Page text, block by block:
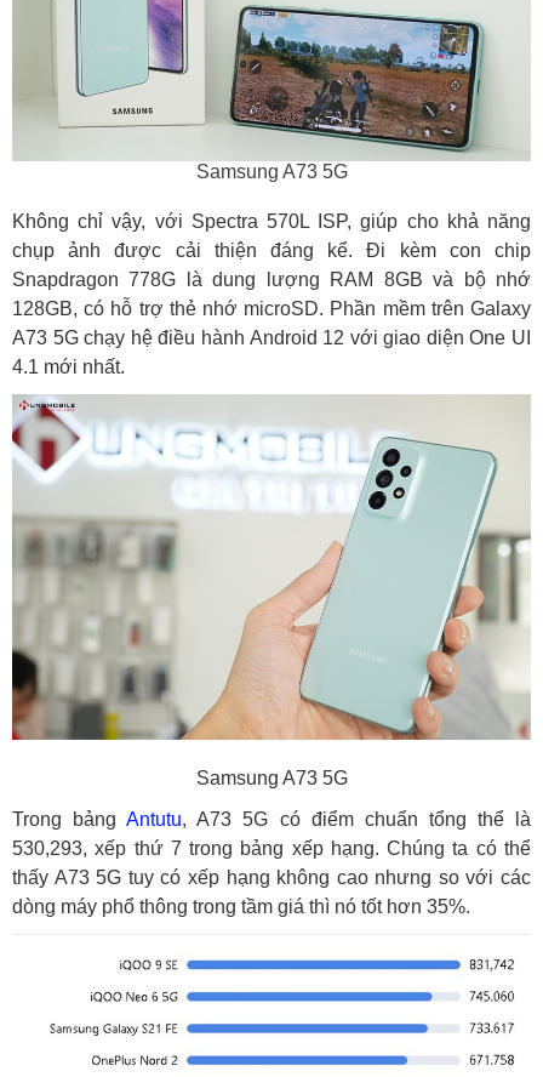
Samsung A73 5G
Không chỉ vậy, với Spectra 570L ISP, giúp cho khả năng
chụp ảnh được cải thiện đáng kể. Đi kèm con chip
Snapdragon 778G là dung lượng RAM 8GB và bộ nhớ
128GB, có hỗ trợ thẻ nhớ microSD. Phần mềm trên Galaxy
A73 5G chạy hệ điều hành Android 12 với giao diện One UI
4.1 mới nhất.
Samsung A73 5G
Trong bảngAntutu, A73 5G có điểm chuẩn tổng thể là
530,293, xếp thứ 7 trong bảng xếp hạng. Chúng ta có thể
thấy A73 5G tuy có xếp hạng không cao nhưng so với các
dòng máy phổ thông trong tầm giá thì nó tốt hơn 35%.